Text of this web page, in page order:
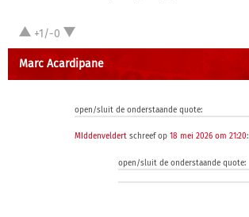
+1/-0
Marc Acardipane
open/sluit de onderstaande quote:
MIddenveldertschreef op 18 mei 2026 om 21:20:
open/sluit de onderstaande quote: